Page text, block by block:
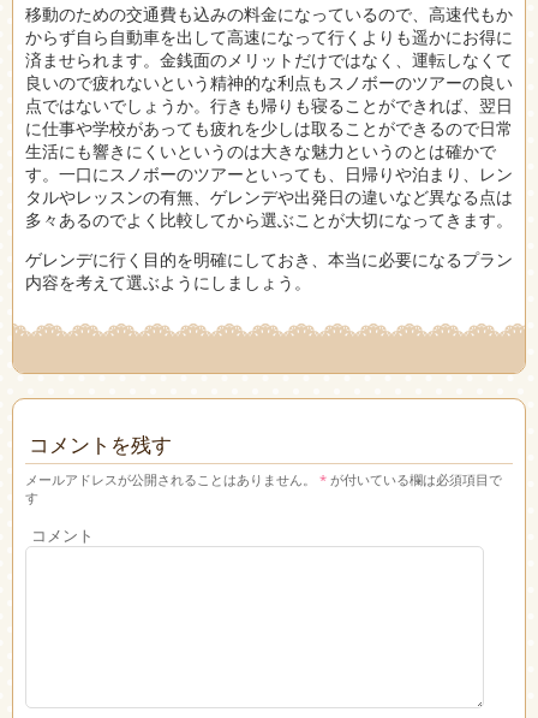
移動のための交通費も込みの料金になっているので、高速代もか
からず自ら自動車を出して高速になって行くよりも遥かにお得に
済ませられます。金銭面のメリットだけではなく、運転しなくて
良いので疲れないという精神的な利点もスノボーのツアーの良い
点ではないでしょうか。行きも帰りも寝ることができれば、翌日
に仕事や学校があっても疲れを少しは取ることができるので日常
生活にも響きにくいというのは大きな魅力というのとは確かで
す。一口にスノボーのツアーといっても、日帰りや泊まり、レン
タルやレッスンの有無、ゲレンデや出発日の違いなど異なる点は
多々あるのでよく比較してから選ぶことが大切になってきます。
ゲレンデに行く目的を明確にしておき、本当に必要になるプラン
内容を考えて選ぶようにしましょう。
コメントを残す
メールアドレスが公開されることはありません。 * が付いている欄は必須項目で
す
コメント